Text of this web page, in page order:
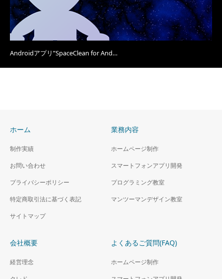
Androidアプリ”SpaceClean for And…
ホーム
制作実績
お問い合わせ
プライバシーポリシー
特定商取引法に基づく表記
サイトマップ
業務内容
ホームページ制作
スマートフォンアプリ開発
プログラミング教室
マンツーマンデザイン教室
会社概要
経営理念
よくあるご質問(FAQ)
ホームページ制作